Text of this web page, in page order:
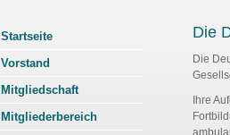
Startseite
Vorstand
Mitgliedschaft
Mitgliederbereich
Die
Die
Ihre